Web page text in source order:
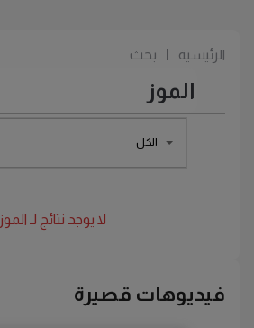
الرئيسية بحث
الكل
لا يوجد نتائج لـ الموز
فيديوهات قصيرة